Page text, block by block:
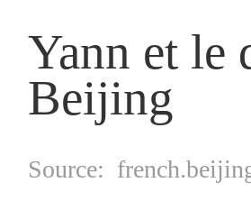
Yann et le
Beijing
Source: